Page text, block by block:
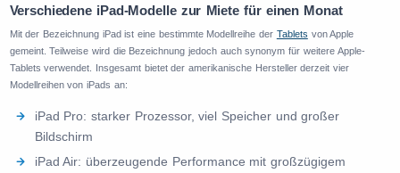
Verschiedene iPad-Modelle zur Miete für einen Monat
Mit der Bezeichnung iPad ist eine bestimmte Modellreihe der Tablets von Apple
gemeint. Teilweise wird die Bezeichnung jedoch auch synonym für weitere Apple-
Tablets verwendet. Insgesamt bietet der amerikanische Hersteller derzeit vier
Modellreihen von iPads an:
iPad Pro: starker Prozessor, viel Speicher und großer
Bildschirm
iPad Air: überzeugende Performance mit großzügigem